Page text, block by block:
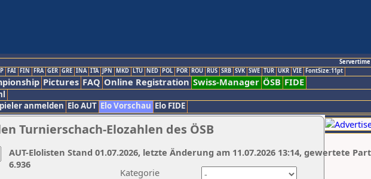
Servertime
FAI FIN FRA GER GRE INA ITA JPN MKD LTU NED POL POR ROU RUS SRB SVK SWE TUR UKR VIE FontSize:11pt
Pictures FAQ Online Registration Swiss-Manager ÖSB FIDE
anmelden Elo AUT Elo Vorschau Elo FIDE
Turnierschach-Elozahlen des ÖSB
Kategorie
AUT-Elolisten Stand 01.07.2026, letzte Änderung am 11.07.2026 13:14, gewertete
6.936